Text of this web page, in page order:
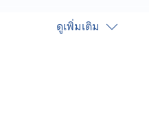
วจสอบ ทาง สน.แสมดำ ทราบ
ดูเพิ่มเติม